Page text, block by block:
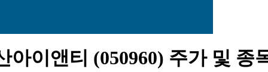
아이앤티 (050960) 주가 및 종